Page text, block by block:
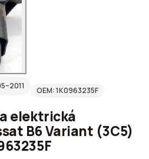
–2011 OEM:1K0963235F
elektrická
B6 Variant (3C5)